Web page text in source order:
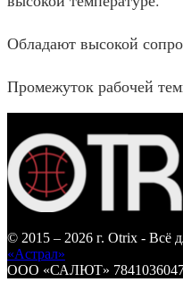
Обладают высокой
Промежуток рабочей
© 2015 – 2026 г. Otrix - Всё
«Астрал»
ООО «САЛЮТ»